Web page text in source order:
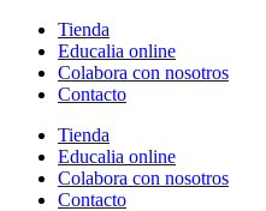
contenido
Tienda
Educalia online
Colabora con nosotros
Contacto
Tienda
Educalia online
Colabora con nosotros
Contacto